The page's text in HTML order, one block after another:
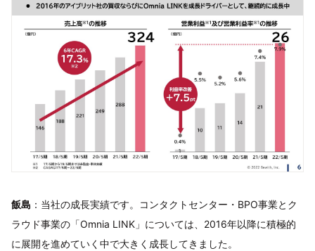
飯島 ：当社の成長実績です。コンタクトセンター・BPO事業とク
ラウド事業の「Omnia LINK」については、2016年以降に積極的
に展開を進めていく中で大きく成長してきました。